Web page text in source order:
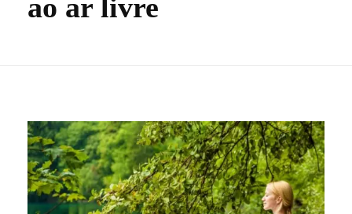
ao ar livre